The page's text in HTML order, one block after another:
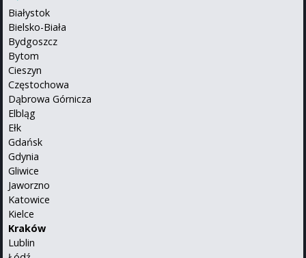
Białystok
Bielsko-Biała
Bydgoszcz
Bytom
Cieszyn
Częstochowa
Dąbrowa Górnicza
Elbląg
Ełk
Gdańsk
Gdynia
Gliwice
Jaworzno
Katowice
Kielce
Kraków
Lublin